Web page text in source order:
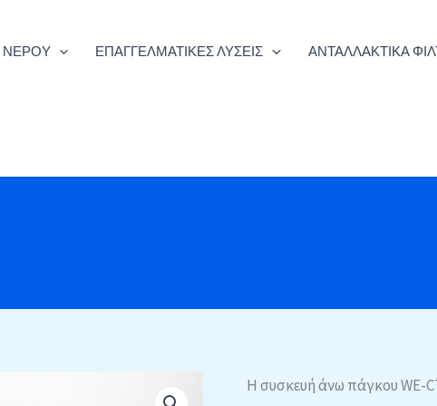
ΝΕΡΟΎ ΕΠΑΓΓΕΛΜΑΤΙΚΈΣ ΛΎΣΕΙΣ ΑΝΤΑΛΛΑΚΤΙΚΆ
Η συσκευή άνω πάγκου WE-